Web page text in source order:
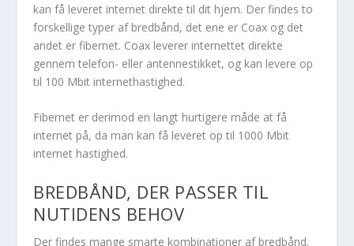
kan få leveret internet direkte til dit hjem. Der findes to
forskellige typer af bredbånd, det ene er Coax og det
andet er fibernet. Coax leverer internettet direkte
gennem telefon- eller antennestikket, og kan levere op
til 100 Mbit internethastighed.
Fibernet er derimod en langt hurtigere måde at få
internet på, da man kan få leveret op til 1000 Mbit
internet hastighed.
BREDBÅND, DER PASSER TIL
NUTIDENS BEHOV
Der findes mange smarte kombinationer af bredbånd.